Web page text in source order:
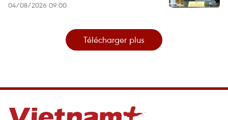
04/08/2026 09:00
Télécharger plus